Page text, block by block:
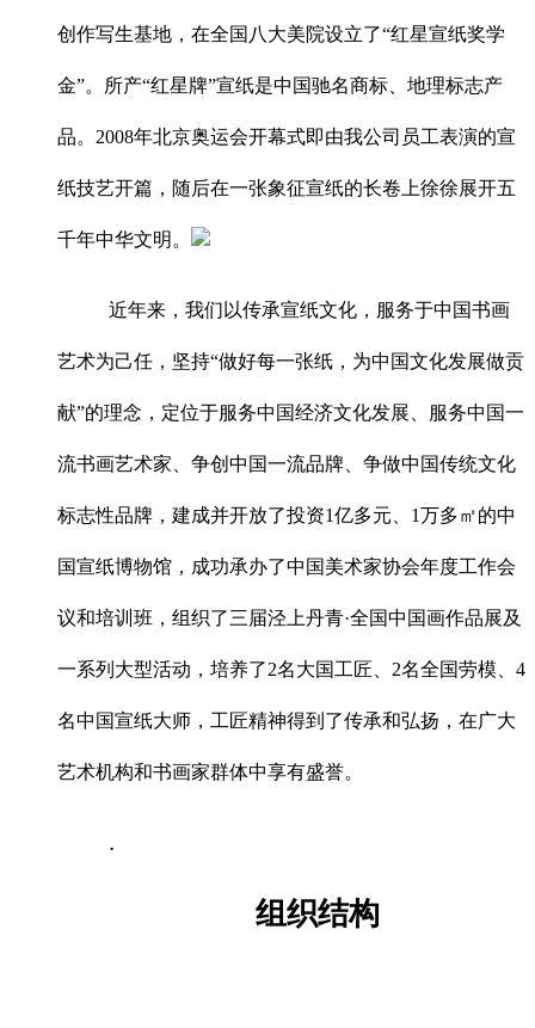
创作写生基地，在全国八大美院设立了“红星宣纸奖学
金”。所产“红星牌”宣纸是中国驰名商标、地理标志产
品。2008年北京奥运会开幕式即由我公司员工表演的宣
纸技艺开篇，随后在一张象征宣纸的长卷上徐徐展开五
千年中华文明。
近年来，我们以传承宣纸文化，服务于中国书画
艺术为己任，坚持“做好每一张纸，为中国文化发展做贡
献”的理念，定位于服务中国经济文化发展、服务中国一
流书画艺术家、争创中国一流品牌、争做中国传统文化
标志性品牌，建成并开放了投资1亿多元、1万多㎡的中
国宣纸博物馆，成功承办了中国美术家协会年度工作会
议和培训班，组织了三届泾上丹青·全国中国画作品展及
一系列大型活动，培养了2名大国工匠、2名全国劳模、4
名中国宣纸大师，工匠精神得到了传承和弘扬，在广大
艺术机构和书画家群体中享有盛誉。
.
组织结构